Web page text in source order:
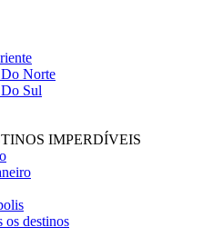
Norte
Sul
IMPERDÍVEIS
os destinos